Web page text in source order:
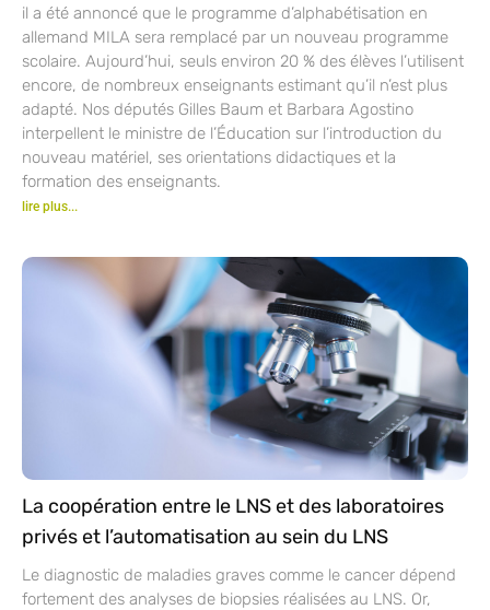
il a été annoncé que le programme d’alphabétisation en
allemand MILA sera remplacé par un nouveau programme
scolaire. Aujourd’hui, seuls environ 20 % des élèves l’utilisent
encore, de nombreux enseignants estimant qu’il n’est plus
adapté. Nos députés Gilles Baum et Barbara Agostino
interpellent le ministre de l’Éducation sur l’introduction du
nouveau matériel, ses orientations didactiques et la
formation des enseignants.
lire plus...
La coopération entre le LNS et des laboratoires
privés et l’automatisation au sein du LNS
Le diagnostic de maladies graves comme le cancer dépend
fortement des analyses de biopsies réalisées au LNS. Or,